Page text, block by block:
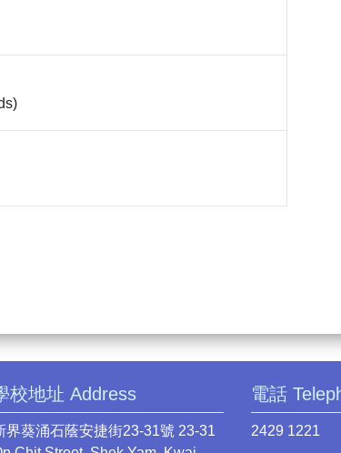
校地址 Address
界葵涌石蔭安捷街23-31號 23-31
電話
2429 1221